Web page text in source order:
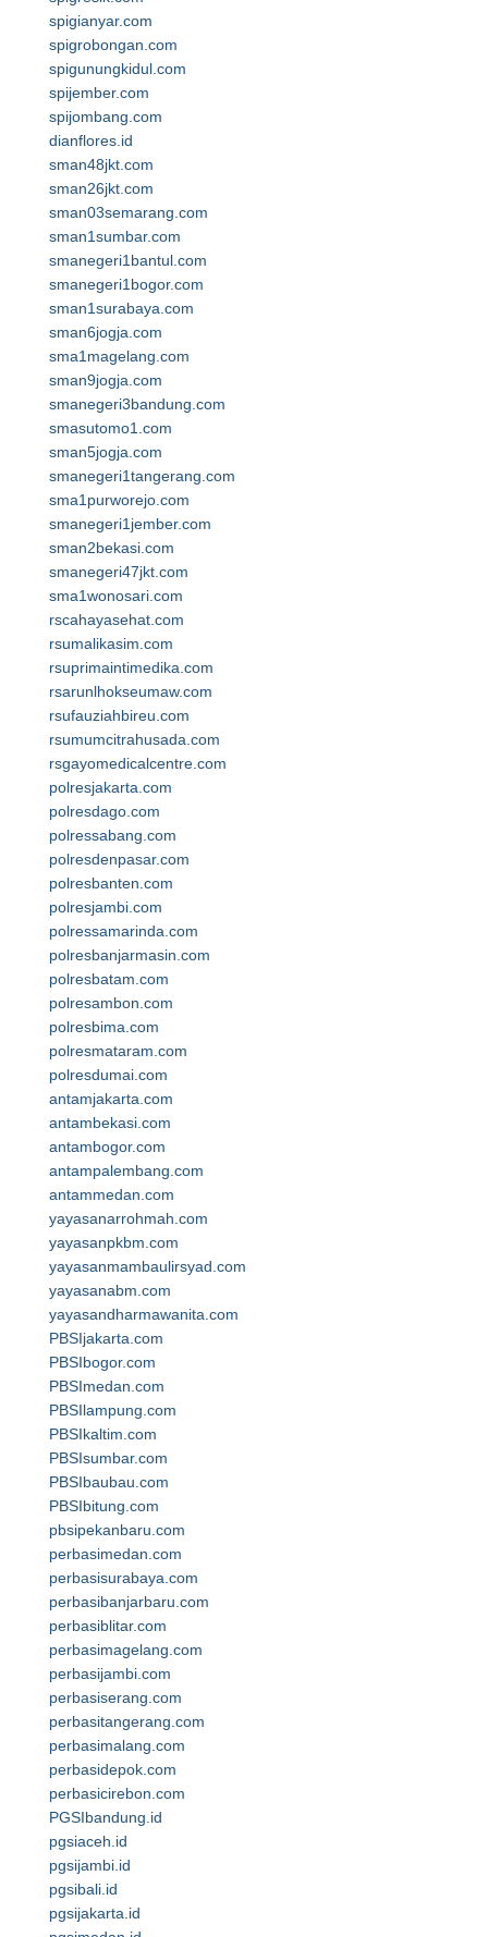
spigianyar.com
spigrobongan.com
spigunungkidul.com
spijember.com
spijombang.com
dianflores.id
sman48jkt.com
sman26jkt.com
sman03semarang.com
sman1sumbar.com
smanegeri1bantul.com
smanegeri1bogor.com
sman1surabaya.com
sman6jogja.com
sma1magelang.com
sman9jogja.com
smanegeri3bandung.com
smasutomo1.com
sman5jogja.com
smanegeri1tangerang.com
sma1purworejo.com
smanegeri1jember.com
sman2bekasi.com
smanegeri47jkt.com
sma1wonosari.com
rscahayasehat.com
rsumalikasim.com
rsuprimaintimedika.com
rsarunlhokseumaw.com
rsufauziahbireu.com
rsumumcitrahusada.com
rsgayomedicalcentre.com
polresjakarta.com
polresdago.com
polressabang.com
polresdenpasar.com
polresbanten.com
polresjambi.com
polressamarinda.com
polresbanjarmasin.com
polresbatam.com
polresambon.com
polresbima.com
polresmataram.com
polresdumai.com
antamjakarta.com
antambekasi.com
antambogor.com
antampalembang.com
antammedan.com
yayasanarrohmah.com
yayasanpkbm.com
yayasanmambaulirsyad.com
yayasanabm.com
yayasandharmawanita.com
PBSIjakarta.com
PBSIbogor.com
PBSImedan.com
PBSIlampung.com
PBSIkaltim.com
PBSIsumbar.com
PBSIbaubau.com
PBSIbitung.com
pbsipekanbaru.com
perbasimedan.com
perbasisurabaya.com
perbasibanjarbaru.com
perbasiblitar.com
perbasimagelang.com
perbasijambi.com
perbasiserang.com
perbasitangerang.com
perbasimalang.com
perbasidepok.com
perbasicirebon.com
PGSIbandung.id
pgsiaceh.id
pgsijambi.id
pgsibali.id
pgsijakarta.id